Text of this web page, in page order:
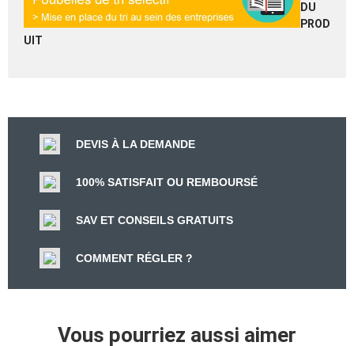
DU
PROD
UIT
DEVIS À LA DEMANDE
100% SATISFAIT OU REMBOURSÉ
SAV ET CONSEILS GRATUITS
COMMENT RÉGLER ?
Vous pourriez aussi aimer